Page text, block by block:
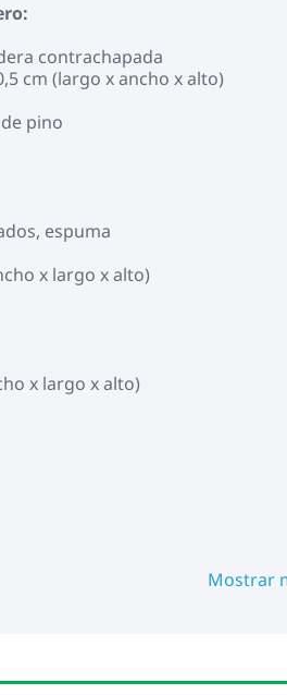
contrachapada
cm (largo x ancho x alto)
pino
espuma
x largo x alto)
x largo x alto)
Mostrar